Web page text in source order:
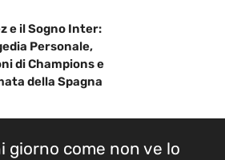
e il Sogno Inter:
Personale,
di Champions e
della Spagna
giorno come non ve lo